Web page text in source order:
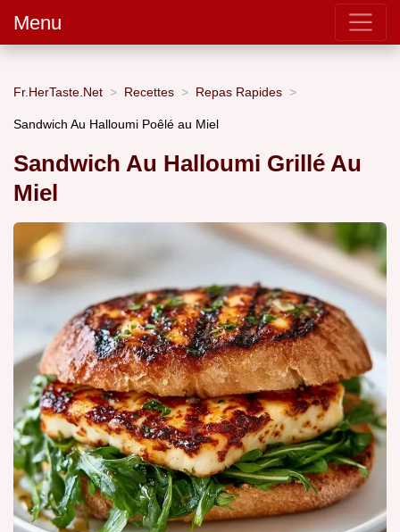
Menu
Fr.HerTaste.Net Recettes Repas Rapides
Sandwich Au Halloumi Poêlé au Miel
Sandwich Au Halloumi Grillé Au
Miel